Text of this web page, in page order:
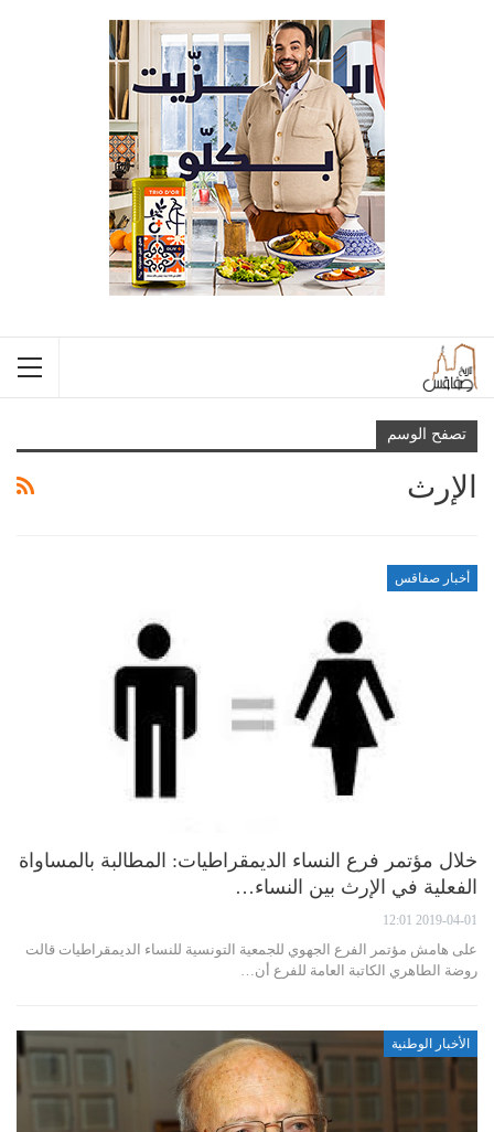
تصفح الوسم
الإرث
أخبار صفاقس
خلال مؤتمر فرع النساء الديمقراطيات: المطالبة بالمساواة
الفعلية في الإرث بين النساء…
2019-04-01 12:01
على هامش مؤتمر الفرع الجهوي للجمعية التونسية للنساء الديمقراطيات قالت
روضة الطاهري الكاتبة العامة للفرع أن…
الأخبار الوطنية